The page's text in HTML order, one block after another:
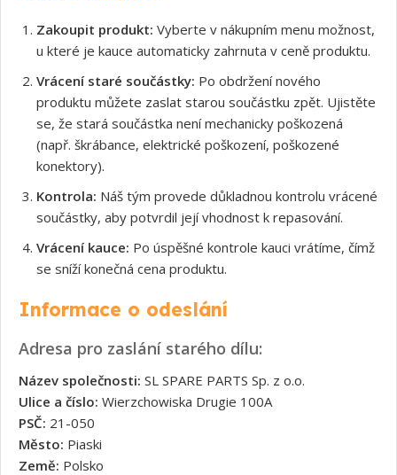
Zakoupit produkt: Vyberte v nákupním menu možnost,
u které je kauce automaticky zahrnuta v ceně produktu.
Vrácení staré součástky: Po obdržení nového
produktu můžete zaslat starou součástku zpět. Ujistěte
se, že stará součástka není mechanicky poškozená
(např. škrábance, elektrické poškození, poškozené
konektory).
Kontrola: Náš tým provede důkladnou kontrolu vrácené
součástky, aby potvrdil její vhodnost k repasování.
Vrácení kauce: Po úspěšné kontrole kauci vrátíme, čímž
se sníží konečná cena produktu.
Informace o odeslání
Adresa pro zaslání starého dílu:
Název společnosti: SL SPARE PARTS Sp. z o.o.
Ulice a číslo: Wierzchowiska Drugie 100A
PSČ: 21-050
Město: Piaski
Země: Polsko